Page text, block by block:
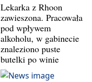
Lekarka z Rhoon
zawieszona. Pracowała
pod wpływem
alkoholu, w gabinecie
znaleziono puste
butelki po winie